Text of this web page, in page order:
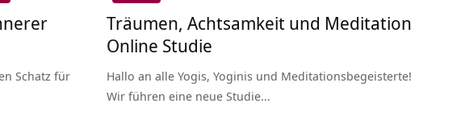
Schatz für
Träumen, Achtsamkeit und Meditation
Online Studie
Hallo an alle Yogis, Yoginis und Meditationsbegeisterte!
Wir führen eine neue Studie…